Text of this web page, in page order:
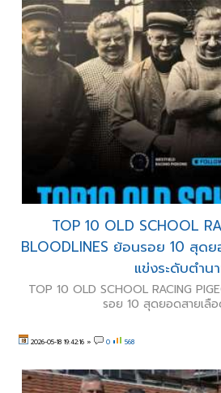
TOP 10 OLD SCHOOL
BLOODLINES ย้อนรอย 10 สุด
แข่งระดับตำน
TOP 10 OLD SCHOOL RACING
รอย 10 สุดยอดสายเลื
2026-05-18 19:42:16 » 0 568